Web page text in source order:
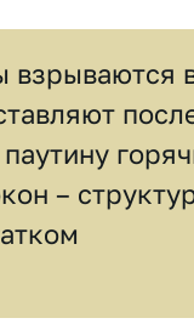
взрываются
–